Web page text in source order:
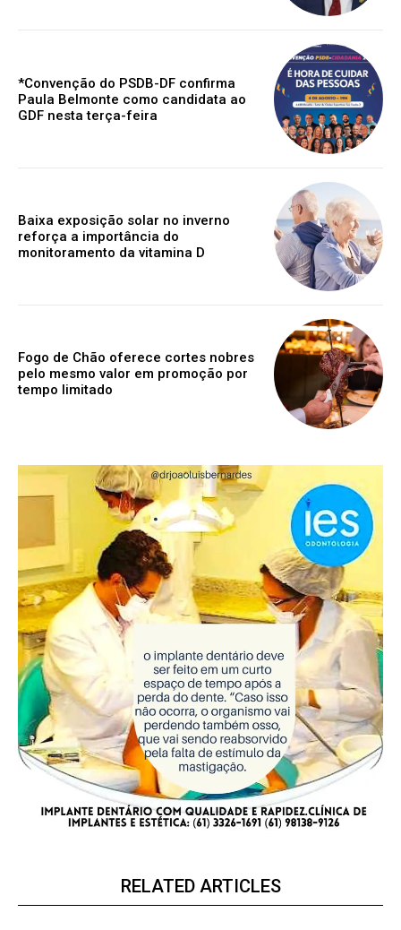
*Convenção do PSDB-DF confirma
Paula Belmonte como candidata ao
GDF nesta terça-feira
Baixa exposição solar no inverno
reforça a importância do
monitoramento da vitamina D
Fogo de Chão oferece cortes nobres
pelo mesmo valor em promoção por
tempo limitado
RELATED ARTICLES